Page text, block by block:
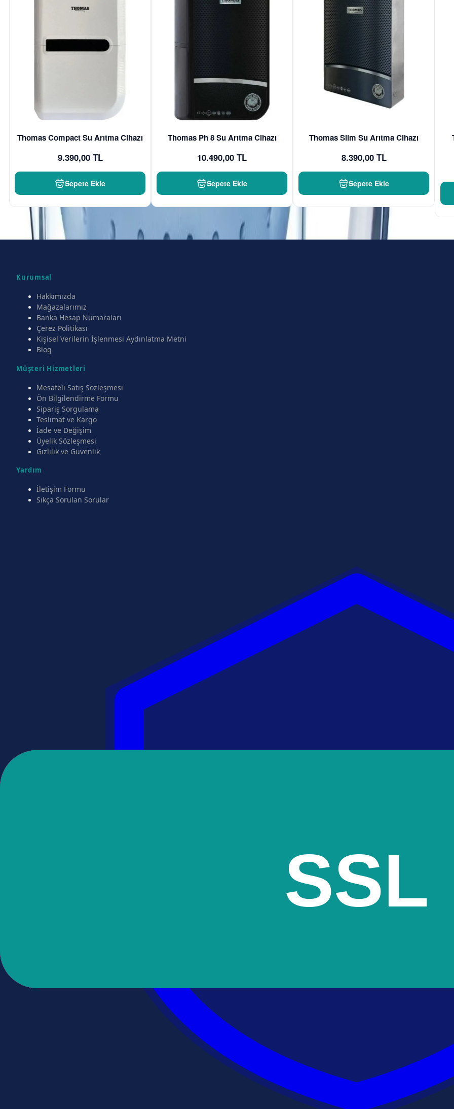
Thomas Compact Su Arıtma Cihazı
9.390,00 TL
Sepete Ekle
Thomas Ph 8 Su Arıtma Cihazı
10.490,00 TL
Sepete Ekle
Thomas Slim Su Arıtma Cihazı
8.390,00 TL
Sepete Ekle
Kurumsal
Hakkımızda
Mağazalarımız
Banka Hesap Numaraları
Çerez Politikası
Kişisel Verilerin İşlenmesi Aydınlatma Metni
Blog
Müşteri Hizmetleri
Mesafeli Satış Sözleşmesi
Ön Bilgilendirme Formu
Sipariş Sorgulama
Teslimat ve Kargo
İade ve Değişim
Üyelik Sözleşmesi
Gizlilik ve Güvenlik
Yardım
İletişim Formu
Sıkça Sorulan Sorular